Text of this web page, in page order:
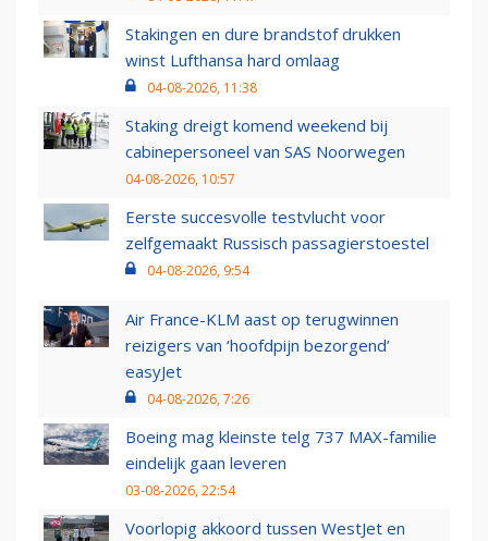
Stakingen en dure brandstof drukken
winst Lufthansa hard omlaag
04-08-2026, 11:38
Staking dreigt komend weekend bij
cabinepersoneel van SAS Noorwegen
04-08-2026, 10:57
Eerste succesvolle testvlucht voor
zelfgemaakt Russisch passagierstoestel
04-08-2026, 9:54
Air France-KLM aast op terugwinnen
reizigers van ‘hoofdpijn bezorgend’
easyJet
04-08-2026, 7:26
Boeing mag kleinste telg 737 MAX-familie
eindelijk gaan leveren
03-08-2026, 22:54
Voorlopig akkoord tussen WestJet en